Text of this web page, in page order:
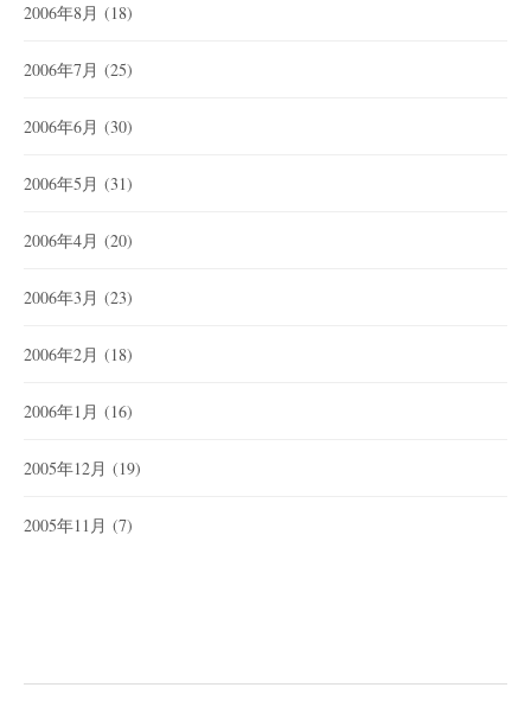
2006年8月 (18)
2006年7月 (25)
2006年6月 (30)
2006年5月 (31)
2006年4月 (20)
2006年3月 (23)
2006年2月 (18)
2006年1月 (16)
2005年12月 (19)
2005年11月 (7)